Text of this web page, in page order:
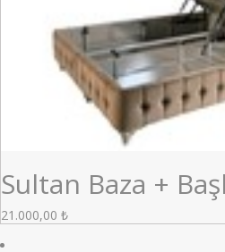
Sultan Baza +
21.000,00 ₺